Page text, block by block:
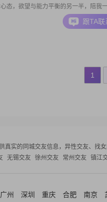
态，欲望与能力平衡的另一半，陪我
养草，养鱼，种园子，养心，一起去旅
对另一半收入不限##3002##
跟TA联
1
真实的同城交友信息，异性交友、找
无锡交友 徐州交友 常州交友 镇江
广州 深圳 重庆 合肥 南京